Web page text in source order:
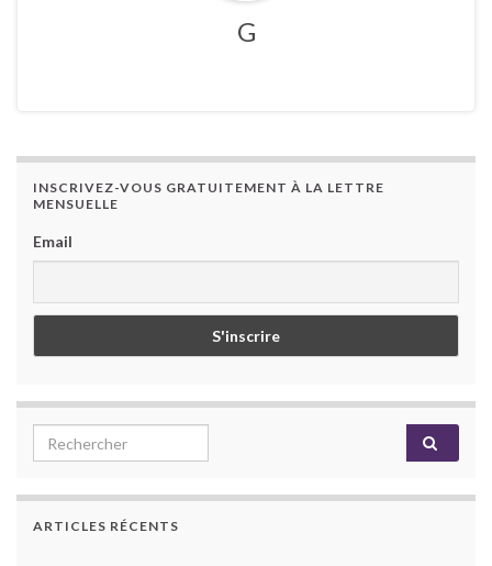
G
INSCRIVEZ-VOUS GRATUITEMENT À LA LETTRE
MENSUELLE
Email
Search for:
ARTICLES RÉCENTS